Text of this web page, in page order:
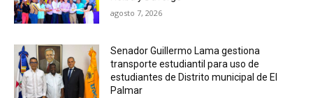
agosto 7, 2026
Senador Guillermo Lama gestiona
transporte estudiantil para uso de
estudiantes de Distrito municipal de El
Palmar